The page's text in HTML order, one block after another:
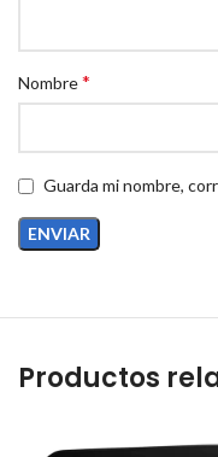
Nombre*
Guarda mi nombre,
Productos